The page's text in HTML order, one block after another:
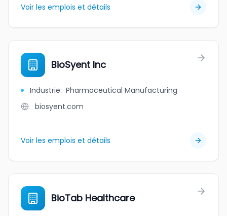
Voir les emplois et détails
BioSyent Inc
Industrie: Pharmaceutical Manufacturing
biosyent.com
Voir les emplois et détails
BioTab Healthcare